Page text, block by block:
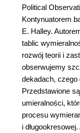
Political
Kontynuatorem
E. Halley.
tablic
rozwój teorii i
obserwujemy
dekadach, czego
Przedstawione
umieralności,
procesu
i